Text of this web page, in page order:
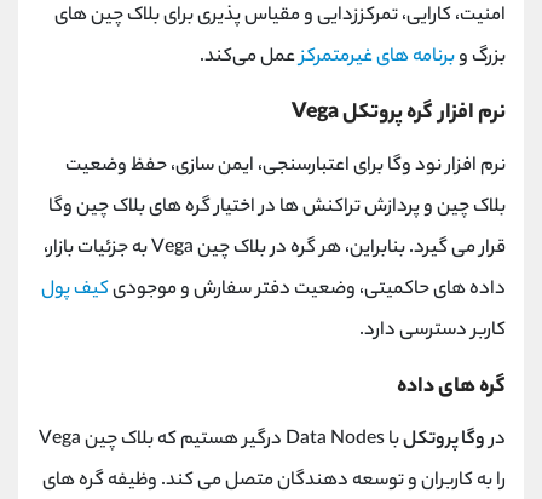
امنیت، کارایی، تمرکززدایی و مقیاس ‌پذیری برای بلاک ‌چین ‌های
بزرگ وبرنامه‌ های غیرمتمرکزعمل می‌کند.
نرم افزار گره پروتکل Vega
نرم افزار نود وگا برای اعتبارسنجی، ایمن سازی، حفظ وضعیت
بلاک چین و پردازش تراکنش ها در اختیار گره های بلاک چین وگا
قرار می گیرد. بنابراین، هر گره در بلاک چین Vega به جزئیات بازار،
داده های حاکمیتی، وضعیت دفتر سفارش و موجودیکیف پول
کاربر دسترسی دارد.
گره های داده
دروگا پروتکل
با Data Nodes درگیر هستیم که بلاک چین Vega
را به کاربران و توسعه دهندگان متصل می کند. وظیفه گره های